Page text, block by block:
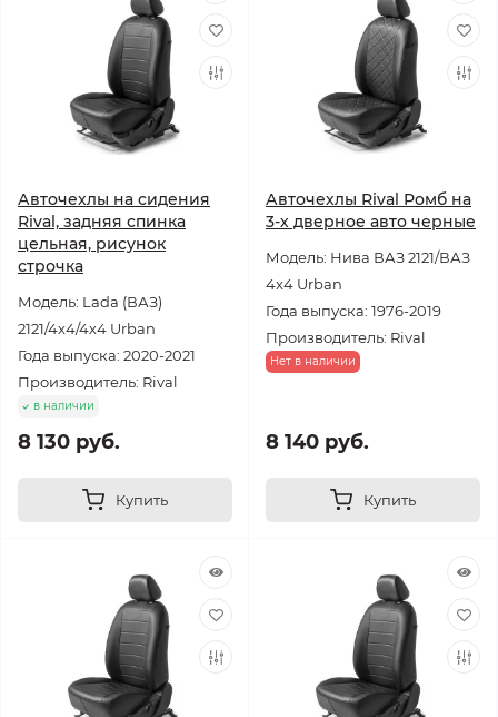
Авточехлы на сидения
Rival, задняя спинка
цельная, рисунок
строчка
Модель: Lada (ВАЗ)
2121/4х4/4х4 Urban
Года выпуска: 2020-2021
Производитель: Rival
в наличии
8 130 руб.
Купить
Авточехлы Rival Ромб на
3-х дверное авто черные
Модель: Нива ВАЗ 2121/ВАЗ
4x4 Urban
Года выпуска: 1976-2019
Производитель: Rival
Нет в наличии
8 140 руб.
Купить